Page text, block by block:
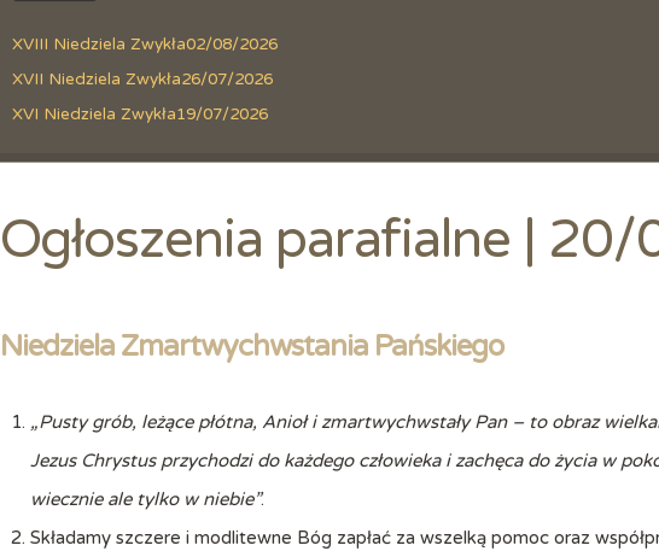
XVIII Niedziela Zwykła02/08/2026
XVII Niedziela Zwykła26/07/2026
XVI Niedziela Zwykła19/07/2026
Ogłoszenia parafialne |
Niedziela Zmartwychwstania Pańskiego
„Pusty grób, leżące płótna, Anioł i zmartwychwstały Pan – to obraz
Jezus Chrystus przychodzi do każdego człowieka i zachęca do życia w
wiecznie ale tylko w niebie”.
Składamy szczere i modlitewne Bóg zapłać za wszelką pomoc oraz